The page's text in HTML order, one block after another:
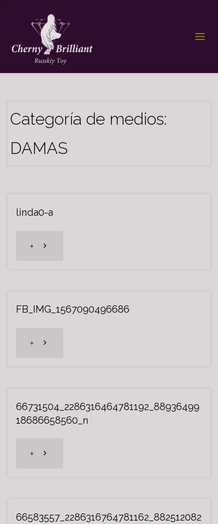
Categoría de medios:
DAMAS
linda0-a
+ "linda0-
FB_IMG_1567090496686
+ "FB_IMG_1567090496686"
66731504_2286316464781192_88936499
18686658560_n
+
66583557_2286316764781162_882512082